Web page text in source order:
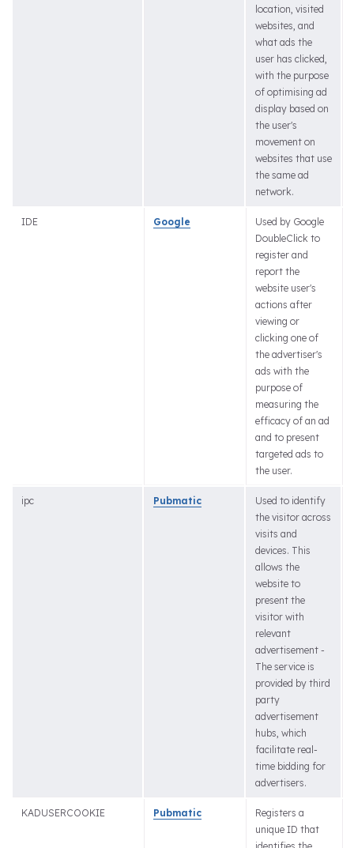
location, visited
websites, and
what ads the
user has clicked,
with the purpose
of optimising ad
display based on
the user's
movement on
websites that use
the same ad
network.
IDE Google
Used by Google
DoubleClick to
register and
report the
website user's
actions after
viewing or
clicking one of
the advertiser's
ads with the
purpose of
measuring the
efficacy of an ad
and to present
targeted ads to
the user.
ipc Pubmatic
Used to identify
the visitor across
visits and
devices. This
allows the
website to
present the
visitor with
relevant
advertisement -
The service is
provided by third
party
advertisement
hubs, which
facilitate real-
time bidding for
advertisers.
KADUSERCOOKIE Pubmatic
Registers a
unique ID that